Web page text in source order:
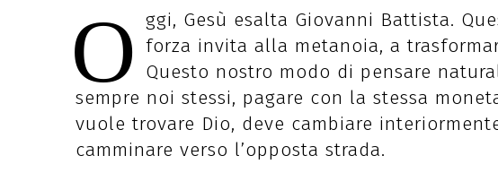
O ggi, Gesù esalta Giovanni Battista.
forza invita alla metanoia, a
Questo nostro modo di pensare
sempre noi stessi, pagare con la stessa
vuole trovare Dio, deve cambiare
camminare verso l’opposta strada.